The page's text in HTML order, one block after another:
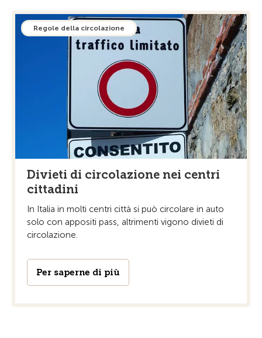
Regole della circolazione
Divieti di circolazione nei centri
cittadini
In Italia in molti centri città si può circolare in auto
solo con appositi pass, altrimenti vigono divieti di
circolazione.
Per saperne di più